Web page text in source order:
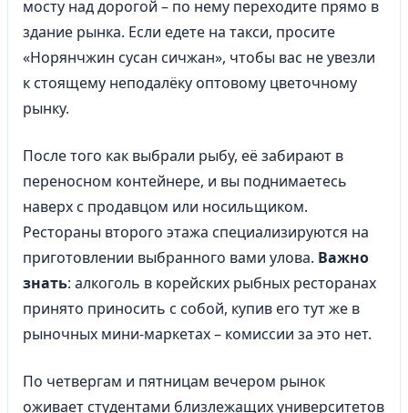
мосту над дорогой – по нему переходите прямо в
здание рынка. Если едете на такси, просите
«Норянчжин сусан сичжан», чтобы вас не увезли
к стоящему неподалёку оптовому цветочному
рынку.
После того как выбрали рыбу, её забирают в
переносном контейнере, и вы поднимаетесь
наверх с продавцом или носильщиком.
Рестораны второго этажа специализируются на
приготовлении выбранного вами улова. Важно
знать: алкоголь в корейских рыбных ресторанах
принято приносить с собой, купив его тут же в
рыночных мини-маркетах – комиссии за это нет.
По четвергам и пятницам вечером рынок
оживает студентами близлежащих университетов